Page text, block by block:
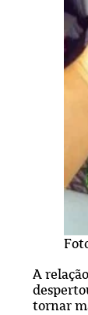
A
tornar